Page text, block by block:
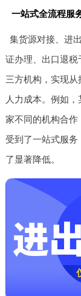
一站式全流程服
集货源对接、进
证办理、出口退
三方机构，实现
人力成本。例如
家不同的机构合
受到了一站式服务
了显著降低。